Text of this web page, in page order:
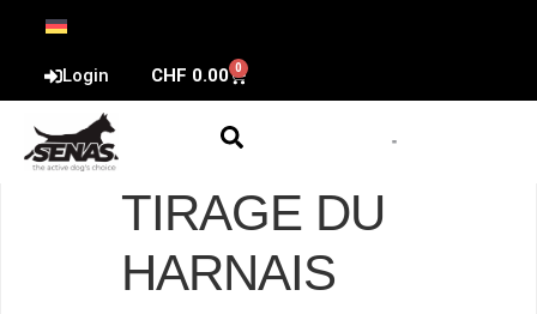
Login CHF 0.00 0
TIRAGE DU
HARNAIS